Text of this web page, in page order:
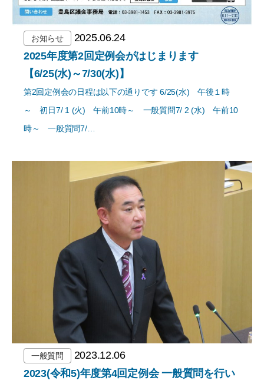
お知らせ
2025.06.24
2025年度第2回定例会がはじまります
【6/25(水)～7/30(水)】
第2回定例会の日程は以下の通りです 6/25(水) 午後１時
～ 初日7/ 1 (火) 午前10時～ 一般質問7/ 2 (水) 午前10
時～ 一般質問7/…
一般質問
2023.12.06
2023(令和5)年度第4回定例会 一般質問を行い